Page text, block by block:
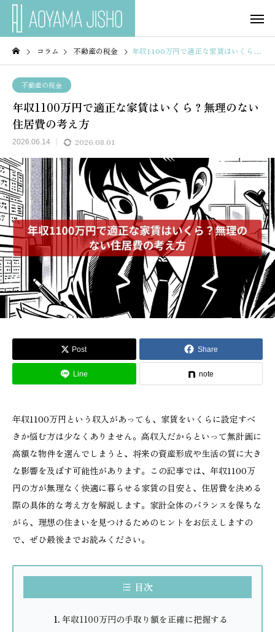
コラム 不動産の税金 年収1100万円で適正な家賃はいくら？無理のない住居費の考え方
不動産の税金
年収1100万円で適正な家賃はいくら？無理のない
住居費の考え方
2026.06.14 2026.08.01
Post Share
Line note
年収1100万円という収入があっても、家賃をいくらに設定すべ
きか悩む方は少なくありません。高収入だからといって無計画に
高額な物件を選んでしまうと、将来の資産形成や生活の質に大き
な影響を及ぼす可能性があります。この記事では、年収1100万
円の方が無理なく快適に暮らせる家賃の目安と、住居費を決める
際の具体的な考え方を解説します。家計全体のバランスを保ちな
がら、理想の住まいを見つけるためのヒントをお伝えしますの
で、ぜひ最後までお読みください。
目次
年収1100万円の手取り額を正確に把握する